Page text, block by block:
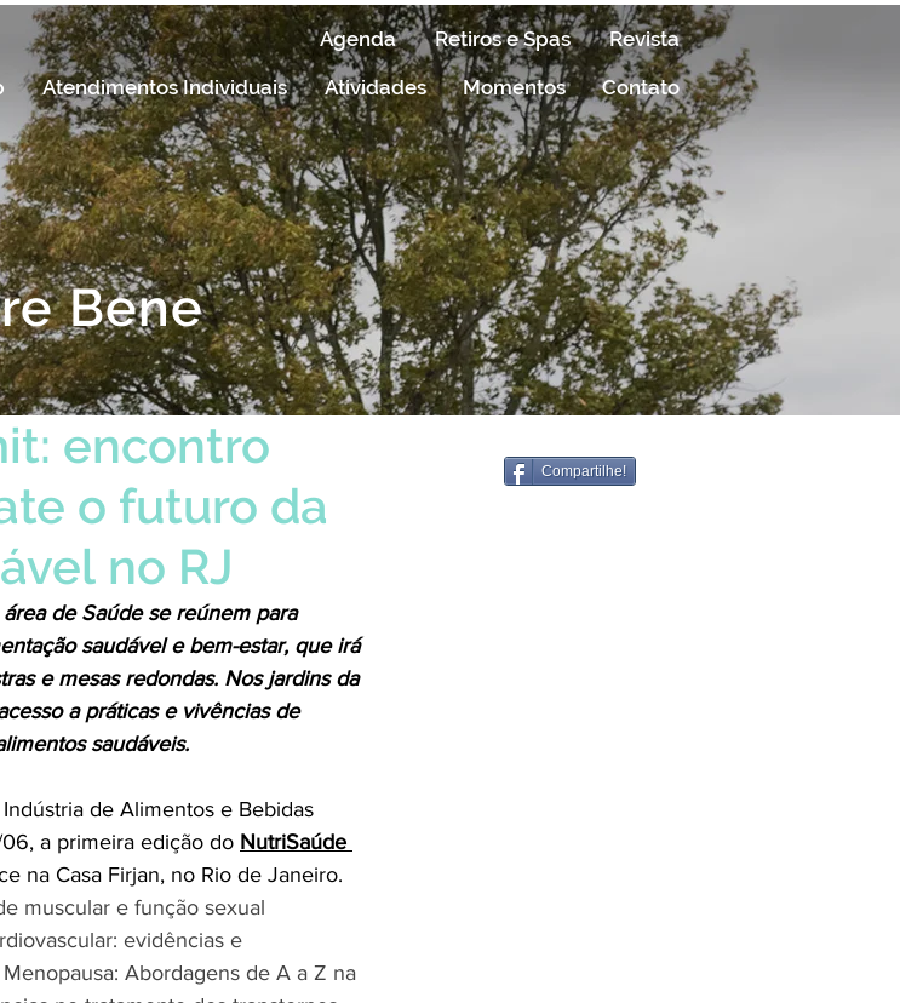
Agenda Retiros e Spas
Revista
Atendimentos Individuais Atividades Momentos Contato
encontro
o futuro da
no RJ
de Saúde se reúnem para
saudável e bem-estar, que irá
e mesas redondas. Nos jardins da
a práticas e vivências de
saudáveis.
de Alimentos e Bebidas
a primeira edição do NutriSaúde
na Casa Firjan, no Rio de Janeiro.
muscular e função sexual
evidências e
Abordagens de A a Z na
Bene
Compartilhe!